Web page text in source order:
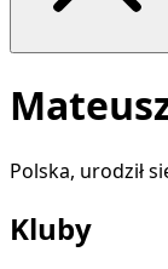
Polska, urodził
Kluby